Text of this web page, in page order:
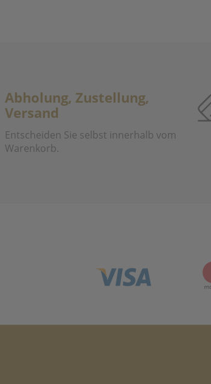
Abholung, Zustellung,
Versand
Entscheiden Sie selbst innerhalb vom
Warenkorb.